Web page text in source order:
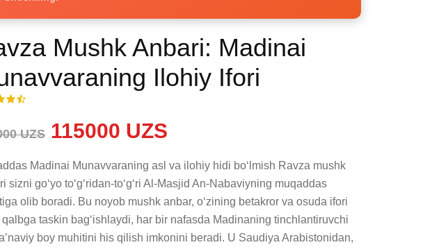
Mushk Anbari: Madinai
Ilohiy Ifori
UZS 115000 UZS
Madinai Munavvaraning asl va ilohiy hidi bo‘lmish Ravza mushk
sizni go‘yo to‘g‘ridan-to‘g‘ri Al-Masjid An-Nabaviyning muqaddas
olib boradi. Bu noyob mushk anbar, o‘zining betakror va osuda ifori
qalbga taskin bag‘ishlaydi, har bir nafasda Madinaning tinchlantiruvchi
boy muhitini his qilish imkonini beradi. U Saudiya Arabistonidan,